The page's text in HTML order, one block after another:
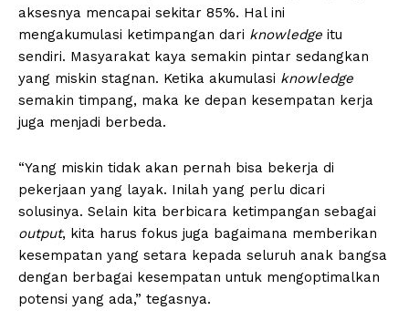
aksesnya mencapai sekitar 85%. Hal ini
mengakumulasi ketimpangan dari knowledge itu
sendiri. Masyarakat kaya semakin pintar sedangkan
yang miskin stagnan. Ketika akumulasi knowledge
semakin timpang, maka ke depan kesempatan kerja
juga menjadi berbeda.
“Yang miskin tidak akan pernah bisa bekerja di
pekerjaan yang layak. Inilah yang perlu dicari
solusinya. Selain kita berbicara ketimpangan sebagai
output, kita harus fokus juga bagaimana memberikan
kesempatan yang setara kepada seluruh anak bangsa
dengan berbagai kesempatan untuk mengoptimalkan
potensi yang ada,” tegasnya.